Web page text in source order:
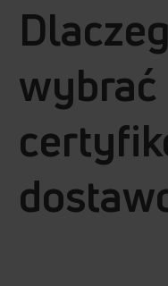
wybrać